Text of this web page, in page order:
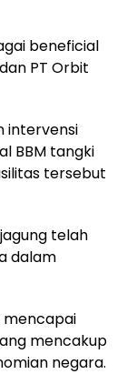
beneficial
PT Orbit
intervensi
BBM tangki
tersebut
telah
dalam
mencapai
mencakup
negara.